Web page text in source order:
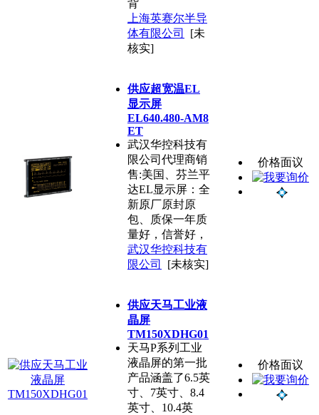
背
上海英赛尔半导
体有限公司
[未
核实]
供应超宽温EL
显示屏
EL640.480-AM8
ET
武汉华控科技有
限公司代理商销
售:美国、芬兰平
达EL显示屏：全
新原厂原封原
包、质保一年质
量好，信誉好，
武汉华控科技有
限公司
[未核实]
价格面议
供应天马工业液
晶屏
TM150XDHG01
天马P系列工业
液晶屏的第一批
产品涵盖了6.5英
寸、7英寸、8.4
英寸、10.4英
价格面议